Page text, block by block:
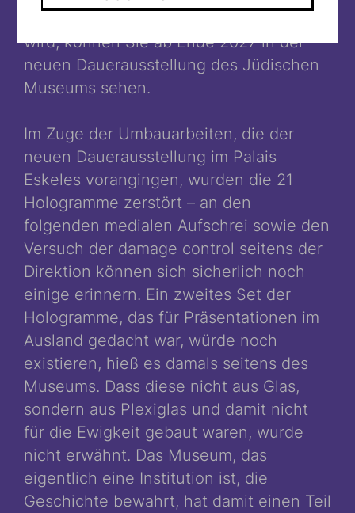
wird, können Sie ab Ende 2027 in der
neuen Dauerausstellung des Jüdischen
Museums sehen.
Im Zuge der Umbauarbeiten, die der
neuen Dauerausstellung im Palais
Eskeles vorangingen, wurden die 21
Hologramme zerstört – an den
folgenden medialen Aufschrei sowie den
Versuch der damage control seitens der
Direktion können sich sicherlich noch
einige erinnern. Ein zweites Set der
Hologramme, das für Präsentationen im
Ausland gedacht war, würde noch
existieren, hieß es damals seitens des
Museums. Dass diese nicht aus Glas,
sondern aus Plexiglas und damit nicht
für die Ewigkeit gebaut waren, wurde
nicht erwähnt. Das Museum, das
eigentlich eine Institution ist, die
Geschichte bewahrt, hat damit einen Teil